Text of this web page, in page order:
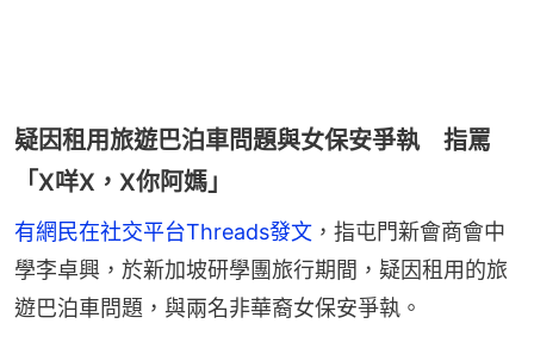
疑因租用旅遊巴泊車問題與女保安爭執 指罵
「X咩X，X你阿媽」
有網民在社交平台Threads發文 ，指屯門新會商會中
學李卓興，於新加坡研學團旅行期間，疑因租用的旅
遊巴泊車問題，與兩名非華裔女保安爭執。